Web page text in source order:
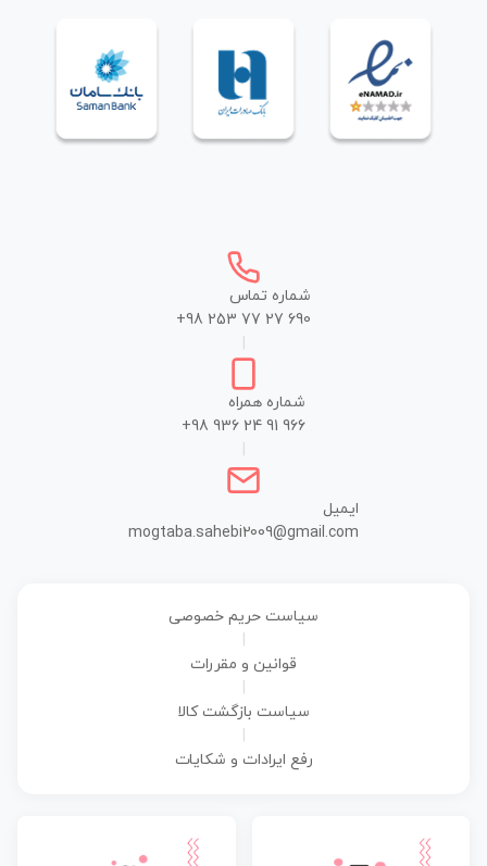
شماره تماس
+98 253 77 27 690
شماره همراه
+98 936 24 91 966
ایمیل
mogtaba.sahebi2009@gmail.com
سیاست حریم خصوصی
قوانین و مقررات
سیاست بازگشت کالا
رفع ایرادات و شکایات